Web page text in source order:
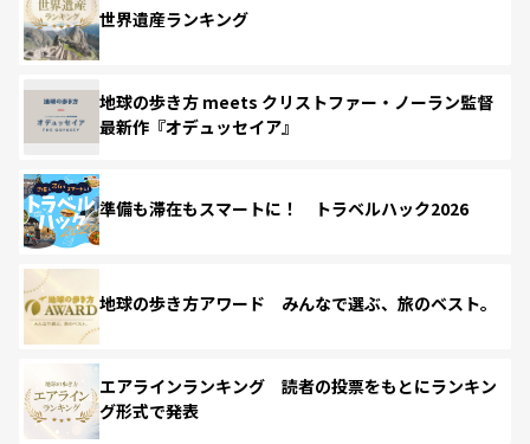
世界遺産ランキング
地球の歩き方 meets クリストファー・ノーラン監督
最新作『オデュッセイア』
準備も滞在もスマートに！ トラベルハック2026
地球の歩き方アワード みんなで選ぶ、旅のベスト。
エアラインランキング 読者の投票をもとにランキン
グ形式で発表